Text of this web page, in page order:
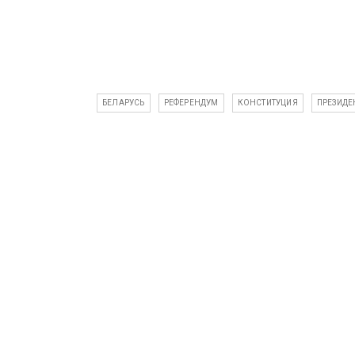
БЕЛАРУСЬ РЕФЕРЕНДУМ КОНСТИТУЦИЯ